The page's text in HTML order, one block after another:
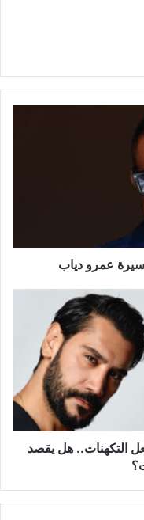
عمرو دياب
التكهنات.. هل يقصد